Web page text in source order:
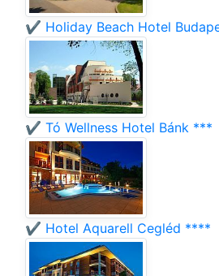
✔️ Holiday Beach Hotel
✔️ Tó Wellness Hotel Bánk ***
✔️ Hotel Aquarell Cegléd ****